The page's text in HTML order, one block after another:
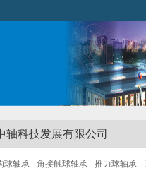
轴科技发展有限公司
球轴承 - 角接触球轴承 - 推力球轴承